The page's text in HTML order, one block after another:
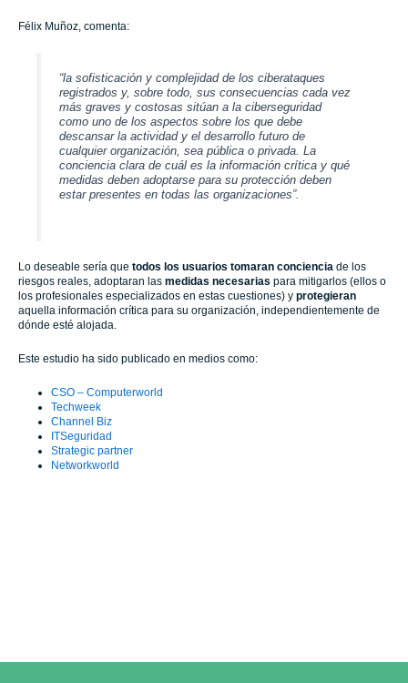
Félix Muñoz, comenta:
“la sofisticación y complejidad de los ciberataques
registrados y, sobre todo, sus consecuencias cada vez
más graves y costosas sitúan a la ciberseguridad
como uno de los aspectos sobre los que debe
descansar la actividad y el desarrollo futuro de
cualquier organización, sea pública o privada. La
conciencia clara de cuál es la información crítica y qué
medidas deben adoptarse para su protección deben
estar presentes en todas las organizaciones”.
Lo deseable sería que todos los usuarios tomaran conciencia de los
riesgos reales, adoptaran las medidas necesarias para mitigarlos (ellos o
los profesionales especializados en estas cuestiones) y protegieran
aquella información crítica para su organización, independientemente de
dónde esté alojada.
Este estudio ha sido publicado en medios como:
CSO – Computerworld
Techweek
Channel Biz
ITSeguridad
Strategic partner
Networkworld